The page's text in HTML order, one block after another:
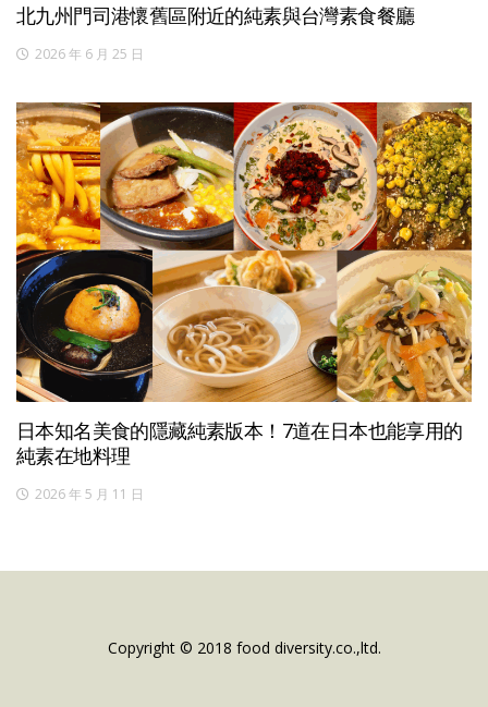
北九州門司港懷舊區附近的純素與台灣素食餐廳
2026 年 6 月 25 日
日本知名美食的隱藏純素版本！7道在日本也能享用的
純素在地料理
2026 年 5 月 11 日
Copyright © 2018 food diversity.co.,ltd.